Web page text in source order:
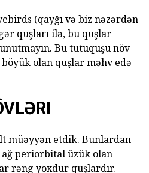
(qayğı və biz nəzərdən
quşları ilə, bu quşlar
Bu tutuquşu növ
olan quşlar məhv edə
müəyyən etdik. Bunlardan
periorbital üzük olan
rəng yoxdur quşlardır.